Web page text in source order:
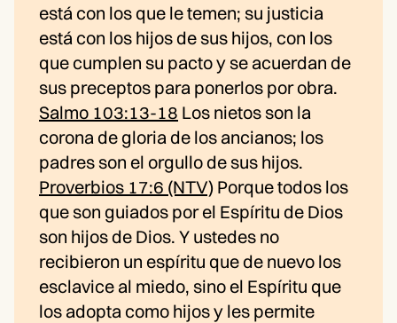
está con los que le temen; su justicia
está con los hijos de sus hijos, con los
que cumplen su pacto y se acuerdan de
sus preceptos para ponerlos por obra.
Salmo 103:13-18 Los nietos son la
corona de gloria de los ancianos; los
padres son el orgullo de sus hijos.
Proverbios 17:6 (NTV) Porque todos los
que son guiados por el Espíritu de Dios
son hijos de Dios. Y ustedes no
recibieron un espíritu que de nuevo los
esclavice al miedo, sino el Espíritu que
los adopta como hijos y les permite